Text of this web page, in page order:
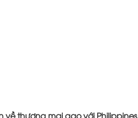
về thương mại gạo với Philippines